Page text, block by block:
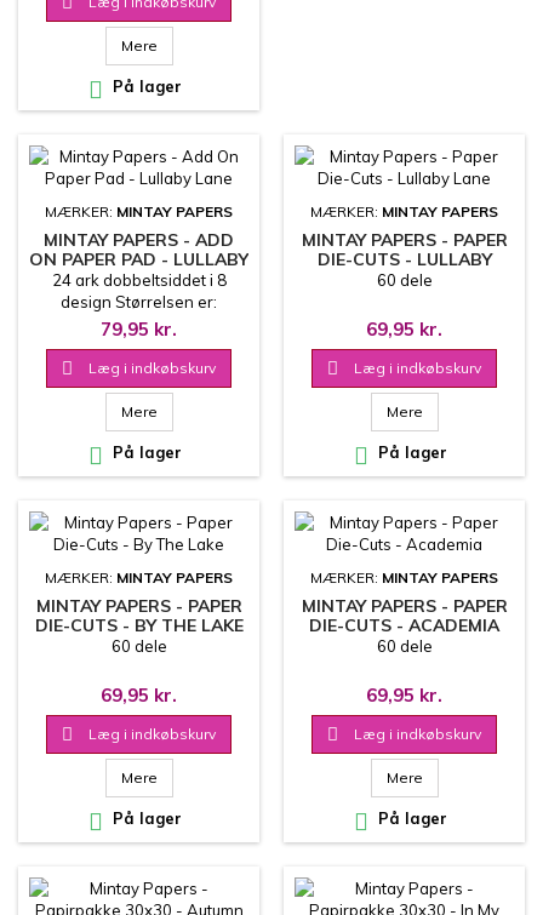
Mere
 På lager
MÆRKER: MINTAY PAPERS
MINTAY PAPERS - ADD
ON PAPER PAD - LULLABY
LANE
24 ark dobbeltsiddet i 8
design Størrelsen er:
15.2x20.3 cm 240 g
79,95 kr.
 Læg i indkøbskurv
Mere
 På lager
MÆRKER: MINTAY PAPERS
MINTAY PAPERS - PAPER
DIE-CUTS - LULLABY
LANE
60 dele
69,95 kr.
 Læg i indkøbskurv
Mere
 På lager
MÆRKER: MINTAY PAPERS
MINTAY PAPERS - PAPER
DIE-CUTS - BY THE LAKE
60 dele
69,95 kr.
 Læg i indkøbskurv
Mere
 På lager
MÆRKER: MINTAY PAPERS
MINTAY PAPERS - PAPER
DIE-CUTS - ACADEMIA
60 dele
69,95 kr.
 Læg i indkøbskurv
Mere
 På lager